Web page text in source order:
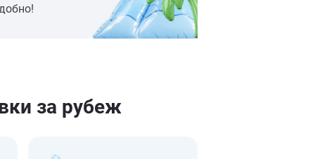
за рубеж